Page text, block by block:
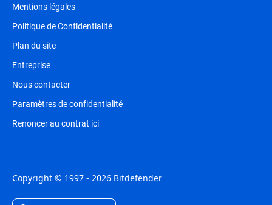
Mentions légales
Politique de Confidentialité
Plan du site
Entreprise
Nous contacter
Paramètres de confidentialité
Renoncer au contrat ici
Copyright © 1997 - 2026 Bitdefender